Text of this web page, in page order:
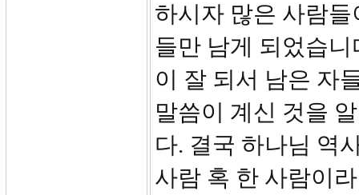
하시자 많은 사람
들만 남게 되었습
이 잘 되서 남은 자
말씀이 계신 것을
다. 결국 하나님 역
사람 혹 한 사람이